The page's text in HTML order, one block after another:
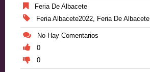
Feria De Albacete
Feria Albacete2022 Feria De Albacete
No Hay Comentarios
0
0